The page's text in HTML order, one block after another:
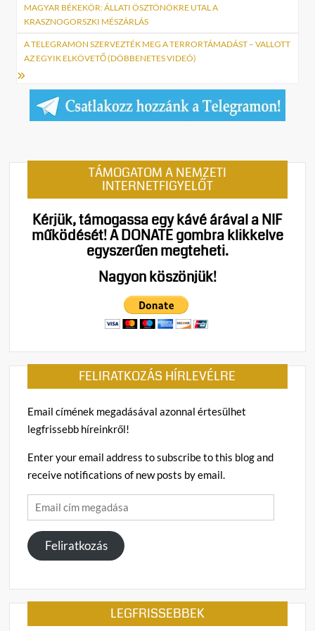
navigáció
MAGYAR BÉKEKÖR: ÁLLATI ÖSZTÖNÖKRE UTAL A
KRASZNOGORSZKI MÉSZÁRLÁS
A TELEGRAMON SZERVEZTÉK MEG A TERRORTÁMADÁST – VALLOTT
AZ EGYIK ELKÖVETŐ (DÖBBENETES VIDEÓ)
TÁMOGATOM A NEMZETI
INTERNETFIGYELŐT
Kérjük, támogassa egy kávé árával a NIF
működését!A DONATE gombra klikkelve
egyszerűen megteheti.
Nagyon köszönjük!
FELIRATKOZÁS HÍRLEVÉLRE
Email címének megadásával azonnal értesülhet
legfrissebb híreinkről!
Enter your email address to subscribe to this blog and
receive notifications of new posts by email.
Email
cím
megadása
Feliratkozás
LEGFRISSEBBEK